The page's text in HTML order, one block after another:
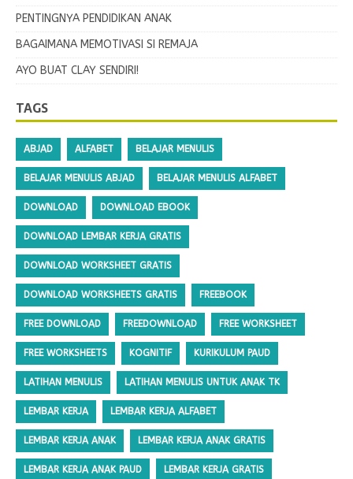
PENTINGNYA PENDIDIKAN ANAK
BAGAIMANA MEMOTIVASI SI REMAJA
AYO BUAT CLAY SENDIRI!
TAGS
ABJAD ALFABET BELAJAR MENULIS
BELAJAR MENULIS ABJAD BELAJAR MENULIS ALFABET
DOWNLOAD DOWNLOAD EBOOK
DOWNLOAD LEMBAR KERJA GRATIS
DOWNLOAD WORKSHEET GRATIS
DOWNLOAD WORKSHEETS GRATIS FREEBOOK
FREE DOWNLOAD FREEDOWNLOAD FREE WORKSHEET
FREE WORKSHEETS KOGNITIF KURIKULUM PAUD
LATIHAN MENULIS LATIHAN MENULIS UNTUK ANAK TK
LEMBAR KERJA LEMBAR KERJA ALFABET
LEMBAR KERJA ANAK LEMBAR KERJA ANAK GRATIS
LEMBAR KERJA ANAK PAUD LEMBAR KERJA GRATIS